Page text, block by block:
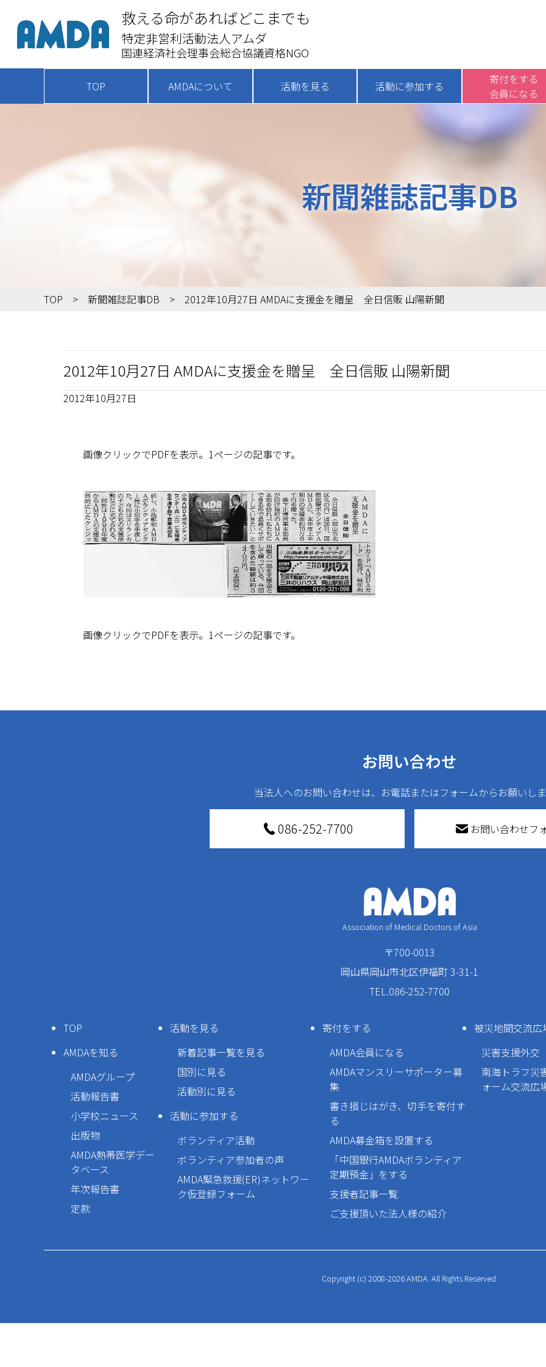
救える命があればどこまでも
特定非営利活動法人アムダ
国連経済社会理事会総合協議資格NGO
TOP AMDAについて 活動を見る 活動に参加する
寄付をする
会員になる
新聞雑誌記事DB
TOP 新聞雑誌記事DB 2012年10月27日 AMDAに支援金を贈呈 全日信販 山陽新聞
2012年10月27日 AMDAに支援金を贈呈 全日信販 山陽新聞
2012年10月27日
画像クリックでPDFを表示。1ページの記事です。
画像クリックでPDFを表示。1ページの記事です。
お問い合わせ
当法人へのお問い合わせは、お電話またはフォームからお願いし
086-252-7700 お問い合わせフ
Association of Medical Doctors of Asia
〒700-0013
岡山県岡山市北区伊福町 3-31-1
TEL.086-252-7700
TOP
AMDAを知る
AMDAグループ
活動報告書
小学校ニュース
出版物
AMDA熱帯医学デー
タベース
年次報告書
定款
活動を見る
新着記事一覧を見る
国別に見る
活動別に見る
活動に参加する
ボランティア活動
ボランティア参加者の声
AMDA緊急救援(ER)ネットワー
ク仮登録フォーム
寄付をする
AMDA会員になる
AMDAマンスリーサポーター募
集
書き損じはがき、切手を寄付す
る
AMDA募金箱を設置する
「中国銀行AMDAボランティア
定期預金」をする
支援者記事一覧
ご支援頂いた法人様の紹介
被災地間交流広
災害支援外交
南海トラフ災
ォーム交流広
Copyright (c) 2008-2026 AMDA. All Rights Reserved.